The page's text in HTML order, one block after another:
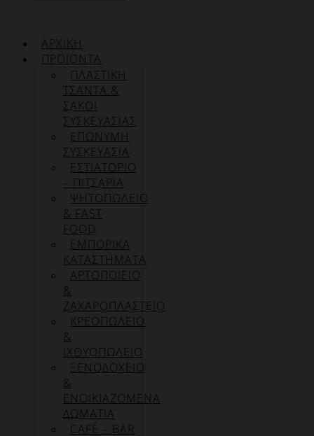
ΑΡΧΙΚΉ
ΠΡΟΪΌΝΤΑ
ΠΛΑΣΤΙΚΗ
ΤΣΑΝΤΑ &
ΣΑΚΟΙ
ΣΥΣΚΕΥΑΣΙΑΣ
ΕΠΏΝΥΜΗ
ΣΥΣΚΕΥΑΣΊΑ
ΕΣΤΙΑΤΟΡΙΟ
– ΠΙΤΣΑΡΙΑ
ΨΗΤΟΠΩΛΕΙΟ
& FAST
FOOD
ΕΜΠΟΡΙΚΑ
ΚΑΤΑΣΤΗΜΑΤΑ
ΑΡΤΟΠΟΙΕΙΟ
&
ΖΑΧΑΡΟΠΛΑΣΤΕΙΟ
ΚΡΕΟΠΩΛΕΙΟ
&
ΙΧΘΥΟΠΩΛΕΙΟ
ΞΕΝΟΔΟΧΕΙΟ
&
ΕΝΟΙΚΙΑΖΟΜΕΝΑ
ΔΩΜΑΤΙΑ
CAFÉ – BAR